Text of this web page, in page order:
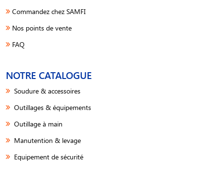
Commandez chez SAMFI
Nos points de vente
FAQ
NOTRE CATALOGUE
Soudure & accessoires
Outillages & équipements
Outillage à main
Manutention & levage
Equipement de sécurité